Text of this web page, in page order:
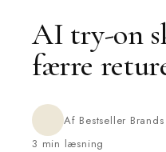
AI try-on
færre
Af Bestseller
3 min læsning